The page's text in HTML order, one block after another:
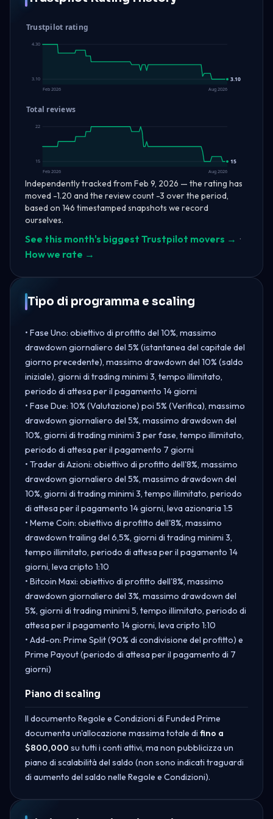
Trustpilot rating
4.30
3.10 3.10
Feb 2026 Aug 2026
Total reviews
22
15 15
Feb 2026 Aug 2026
Independently tracked from Feb 9, 2026 — the rating has
moved -1.20 and the review count -3 over the period,
based on 146 timestamped snapshots we record
ourselves.
See this month's biggest Trustpilot movers → ·
How we rate →
Tipo di programma e scaling
• Fase Uno: obiettivo di profitto del 10%, massimo
drawdown giornaliero del 5% (istantanea del capitale del
giorno precedente), massimo drawdown del 10% (saldo
iniziale), giorni di trading minimi 3, tempo illimitato,
periodo di attesa per il pagamento 14 giorni
• Fase Due: 10% (Valutazione) poi 5% (Verifica), massimo
drawdown giornaliero del 5%, massimo drawdown del
10%, giorni di trading minimi 3 per fase, tempo illimitato,
periodo di attesa per il pagamento 7 giorni
• Trader di Azioni: obiettivo di profitto dell'8%, massimo
drawdown giornaliero del 5%, massimo drawdown del
10%, giorni di trading minimi 3, tempo illimitato, periodo
di attesa per il pagamento 14 giorni, leva azionaria 1:5
• Meme Coin: obiettivo di profitto dell'8%, massimo
drawdown trailing del 6,5%, giorni di trading minimi 3,
tempo illimitato, periodo di attesa per il pagamento 14
giorni, leva cripto 1:10
• Bitcoin Maxi: obiettivo di profitto dell'8%, massimo
drawdown giornaliero del 3%, massimo drawdown del
5%, giorni di trading minimi 5, tempo illimitato, periodo di
attesa per il pagamento 14 giorni, leva cripto 1:10
• Add-on: Prime Split (90% di condivisione del profitto) e
Prime Payout (periodo di attesa per il pagamento di 7
giorni)
Piano di scaling
Il documento Regole e Condizioni di Funded Prime
documenta un'allocazione massima totale di fino a
$800,000 su tutti i conti attivi, ma non pubblicizza un
piano di scalabilità del saldo (non sono indicati traguardi
di aumento del saldo nelle Regole e Condizioni).